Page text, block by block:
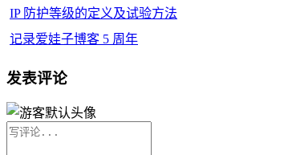
IP 防护等级的定义及试验方法
记录爱娃子博客 5 周年
发表评论